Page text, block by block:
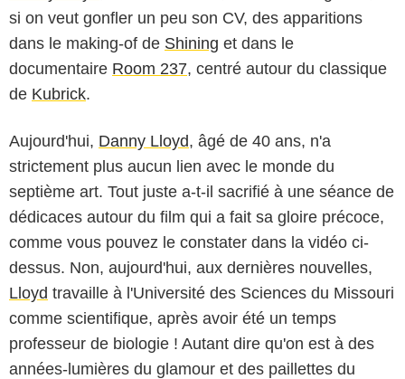
si on veut gonfler un peu son CV, des apparitions
dans le making-of de Shining et dans le
documentaire Room 237, centré autour du classique
de Kubrick.
Aujourd'hui, Danny Lloyd, âgé de 40 ans, n'a
strictement plus aucun lien avec le monde du
septième art. Tout juste a-t-il sacrifié à une séance de
dédicaces autour du film qui a fait sa gloire précoce,
comme vous pouvez le constater dans la vidéo ci-
dessus. Non, aujourd'hui, aux dernières nouvelles,
Lloyd travaille à l'Université des Sciences du Missouri
comme scientifique, après avoir été un temps
professeur de biologie ! Autant dire qu'on est à des
années-lumières du glamour et des paillettes du